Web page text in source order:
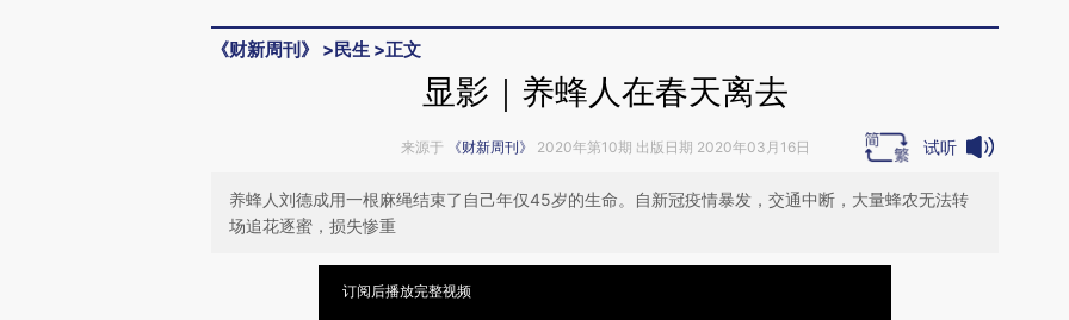
《财新周刊》 >民生 >正文
显影｜养蜂人在春天离去
来源于 《财新周刊》 2020年第10期 出版日期 2020年03月16日 试听
养蜂人刘德成用一根麻绳结束了自己年仅45岁的生命。自新冠疫情暴发，交通中断，大量蜂农无法转
场追花逐蜜，损失惨重
订阅后播放完整视频